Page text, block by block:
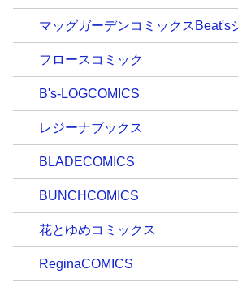
マッグガーデンコミックスBeat's
フロースコミック
B's-LOGCOMICS
レジーナブックス
BLADECOMICS
BUNCHCOMICS
花とゆめコミックス
ReginaCOMICS